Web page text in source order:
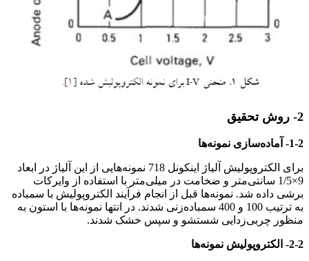
2- روش تحقیق
1-2- آماده‌سازی نمونه‌ها
برای الکتروپولیش آلیاژ اینکونل 718 نمونه‌هایی از این آلیاژ در ابعاد
9×1/5 سانتی‌متر و ضخامت در میلی‌متر با استفاده از وایرکات
برشی داده شد. نمونه‌ها قبل از انجام فرآیند الکتروپولیش با سمباده
به ترتیب 100 و 400 سمباده‌زنی شدند. در انتها نمونه‌ها با استون به
منظور چربی‌زدایی شستشو و سپس خشک شدند.
2-2- الکتروپولیش نمونه‌ها